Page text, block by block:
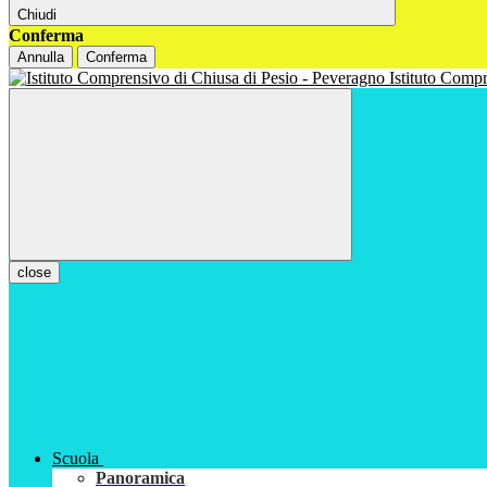
Chiudi
Conferma
Annulla Conferma
Istituto
close
Scuola
Panoramica